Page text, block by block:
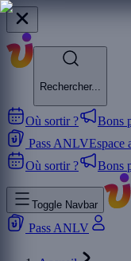
Rechercher...
Où sortir ? Bons
Pass ANLVEspace
Où sortir ?
Bons
Toggle Navbar
Pass ANLV